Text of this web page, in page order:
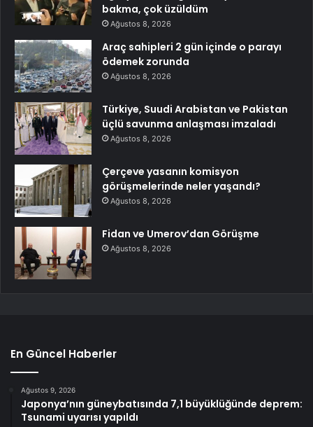
bakma, çok üzüldüm
Ağustos 8, 2026
Araç sahipleri 2 gün içinde o parayı
ödemek zorunda
Ağustos 8, 2026
Türkiye, Suudi Arabistan ve Pakistan
üçlü savunma anlaşması imzaladı
Ağustos 8, 2026
Çerçeve yasanın komisyon
görüşmelerinde neler yaşandı?
Ağustos 8, 2026
Fidan ve Umerov’dan Görüşme
Ağustos 8, 2026
En Güncel Haberler
Ağustos 9, 2026
Japonya’nın güneybatısında 7,1 büyüklüğünde deprem:
Tsunami uyarısı yapıldı